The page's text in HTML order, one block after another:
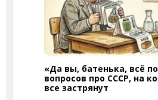
«Да вы, батенька, всё
вопросов про СССР, на
все застрянут